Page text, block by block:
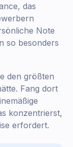
das
Note
so besonders
den größten
Fang dort
konzentrierst,
erfordert.